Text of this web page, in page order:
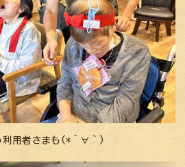
利用者さまも(*´∀｀)